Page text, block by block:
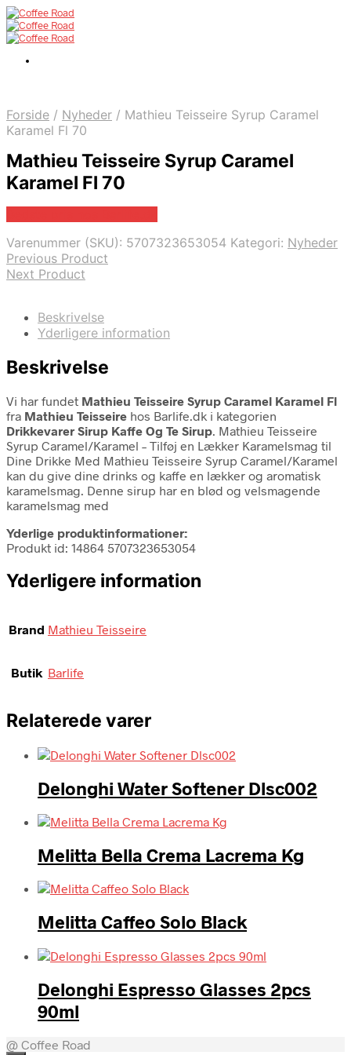
Forside / Nyheder / Mathieu Teisseire Syrup Caramel
Karamel Fl 70
Mathieu Teisseire Syrup Caramel
Karamel Fl 70
Varenummer (SKU): 5707323653054 Kategori: Nyheder
Previous Product
Next Product
Beskrivelse
Yderligere information
Beskrivelse
Vi har fundet Mathieu Teisseire Syrup Caramel Karamel Fl
fra Mathieu Teisseire hos Barlife.dk i kategorien
Drikkevarer Sirup Kaffe Og Te Sirup. Mathieu Teisseire
Syrup Caramel/Karamel – Tilføj en Lækker Karamelsmag til
Dine Drikke Med Mathieu Teisseire Syrup Caramel/Karamel
kan du give dine drinks og kaffe en lækker og aromatisk
karamelsmag. Denne sirup har en blød og velsmagende
karamelsmag med
Yderlige produktinformationer:
Produkt id: 14864 5707323653054
Yderligere information
Brand Mathieu Teisseire
Butik Barlife
Relaterede varer
Delonghi Water Softener Dlsc002
Melitta Bella Crema Lacrema Kg
Melitta Caffeo Solo Black
Delonghi Espresso Glasses 2pcs
90ml
@ Coffee Road